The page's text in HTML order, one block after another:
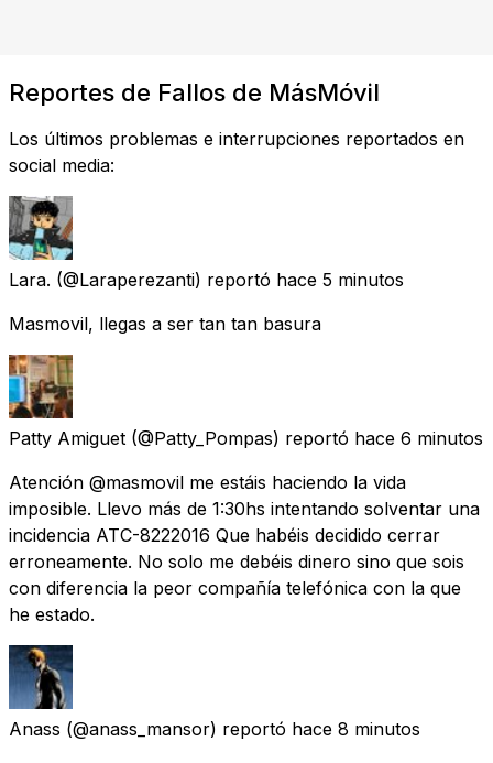
Reportes de Fallos de MásMóvil
Los últimos problemas e interrupciones reportados en
social media:
Lara. (@Laraperezanti) reportó hace 5 minutos
Masmovil, llegas a ser tan tan basura
Patty Amiguet (@Patty_Pompas) reportó hace 6 minutos
Atención @masmovil me estáis haciendo la vida
imposible. Llevo más de 1:30hs intentando solventar una
incidencia ATC-8222016 Que habéis decidido cerrar
erroneamente. No solo me debéis dinero sino que sois
con diferencia la peor compañía telefónica con la que
he estado.
Anass (@anass_mansor) reportó hace 8 minutos